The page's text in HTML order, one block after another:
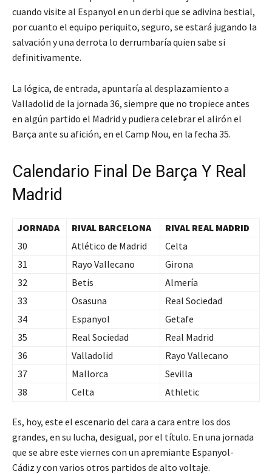
cuando visite al Espanyol en un derbi que se adivina bestial,
por cuanto el equipo periquito, seguro, se estará jugando la
salvación y una derrota lo derrumbaría quien sabe si
definitivamente.
La lógica, de entrada, apuntaría al desplazamiento a
Valladolid de la jornada 36, siempre que no tropiece antes
en algún partido el Madrid y pudiera celebrar el alirón el
Barça ante su afición, en el Camp Nou, en la fecha 35.
Calendario Final De Barça Y Real
Madrid
JORNADA RIVAL BARCELONA
RIVAL REAL MADRID
30
Atlético de Madrid
Celta
31
Rayo Vallecano
Girona
32
Betis
Almería
33
Osasuna
Real Sociedad
34
Espanyol
Getafe
35
Real Sociedad
Real Madrid
36
Valladolid
Rayo Vallecano
37
Mallorca
Sevilla
38
Celta Athletic
Es, hoy, este el escenario del cara a cara entre los dos
grandes, en su lucha, desigual, por el título. En una jornada
que se abre este viernes con un apremiante Espanyol-
Cádiz y con varios otros partidos de alto voltaje.